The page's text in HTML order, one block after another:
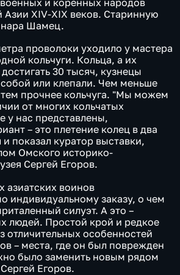
и коренных народов
XIV-XIX веков. Старинную
Шамец.
проволоки уходило у мастера
кольчуги. Кольца, а их
30 тысяч, кузнецы
или клепали. Чем меньше
прочнее кольчуга. "Мы можем
от многих кольчатых
у нас представлены,
– это плетение колец в два
и показал куратор выставки,
Омского историко-
Сергей Егоров.
азиатских воинов
индивидуальному заказу, о чем
силуэт. А это –
людей. Простой крой и редкое
отличительных особенностей
– места, где он был поврежден
было заменить новым рядом
Егоров.